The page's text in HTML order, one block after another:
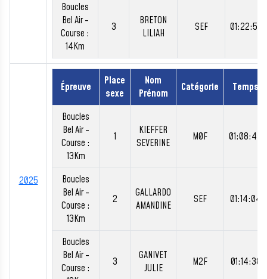
Boucles
Bel Air -
Course :
14Km
3
BRETON
LILIAH
SEF 01:22:53
2025
Épreuve
Place
sexe
Nom
Prénom
Catégorie Temps
Boucles
Bel Air -
Course :
13Km
1
KIEFFER
SEVERINE
M0F 01:08:44
Boucles
Bel Air -
Course :
13Km
2
GALLARDO
AMANDINE
SEF 01:14:04
Boucles
Bel Air -
Course :
3
GANIVET
JULIE
M2F 01:14:38